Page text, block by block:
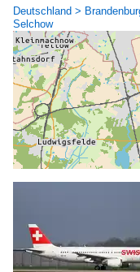
Deutschland >
Selchow